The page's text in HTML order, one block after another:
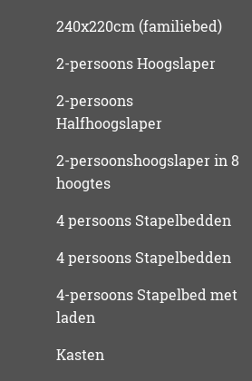
240x220cm (familiebed)
2-persoons Hoogslaper
2-persoons
Halfhoogslaper
2-persoonshoogslaper in 8
hoogtes
4 persoons Stapelbedden
4 persoons Stapelbedden
4-persoons Stapelbed met
laden
Kasten